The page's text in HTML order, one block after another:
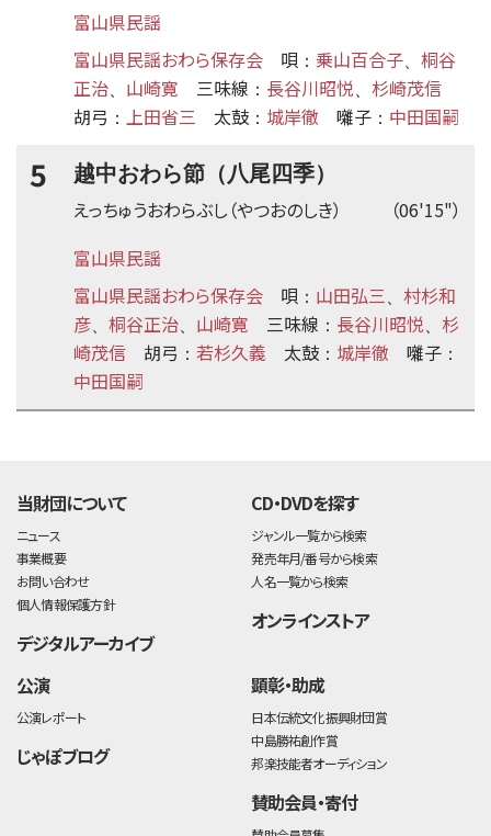
富山県民謡
富山県民謡おわら保存会
唄 ： 乗山百合子
桐谷
正治
山崎寛 三味線 ： 長谷川昭悦
杉崎茂信
胡弓 ： 上田省三 太鼓 ： 城岸徹 囃子 ： 中田国嗣
5 越中おわら節（八尾四季）
（06'15"）
えっちゅうおわらぶし（やつおのしき）
富山県民謡
富山県民謡おわら保存会
唄 ： 山田弘三
村杉和
彦
桐谷正治 山崎寛 三味線 ： 長谷川昭悦
杉
崎茂信
胡弓 ： 若杉久義 太鼓 ： 城岸徹 囃子 ：
中田国嗣
当財団について
ニュース
事業概要
お問い合わせ
個人情報保護方針
デジタルアーカイブ
CD・DVDを探す
ジャンル一覧から検索
発売年月/番号から検索
人名一覧から検索
オンラインストア
公演
公演レポート
じゃぽブログ
顕彰・助成
日本伝統文化振興財団賞
中島勝祐創作賞
邦楽技能者オーディション
賛助会員・寄付